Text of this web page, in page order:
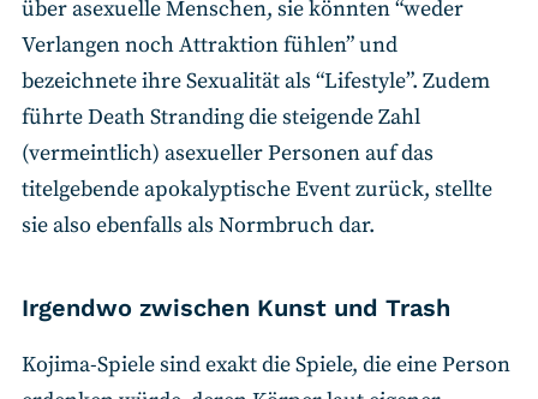
über asexuelle Menschen, sie könnten “weder
Verlangen noch Attraktion fühlen” und
bezeichnete ihre Sexualität als “Lifestyle”. Zudem
führte Death Stranding die steigende Zahl
(vermeintlich) asexueller Personen auf das
titelgebende apokalyptische Event zurück, stellte
sie also ebenfalls als Normbruch dar.
Irgendwo zwischen Kunst und Trash
Kojima-Spiele sind exakt die Spiele, die eine Person